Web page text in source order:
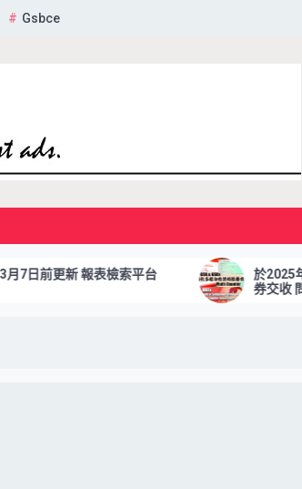
Gsbce
檢索平台
於2025年2月28日前提交
券交收 問券調查